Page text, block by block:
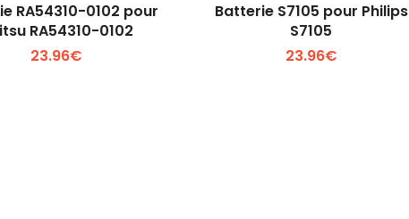
Voir plus +
RA54310-0102 pour
RA54310-0102
23.96€
Voir plus +
Batterie S7105 pour Philips
S7105
23.96€